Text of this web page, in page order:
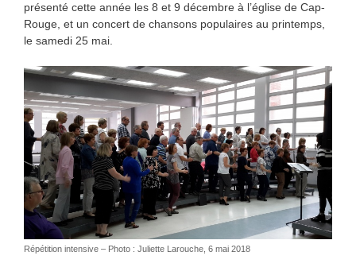
présenté cette année les 8 et 9 décembre à l’église de Cap-
Rouge, et un concert de chansons populaires au printemps,
le samedi 25 mai.
Répétition intensive – Photo : Juliette Larouche, 6 mai 2018